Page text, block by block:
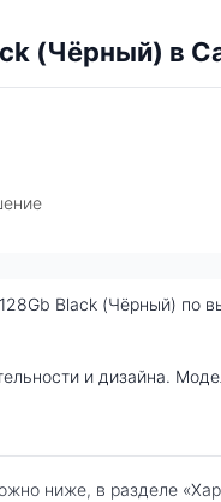
(Чёрный) в